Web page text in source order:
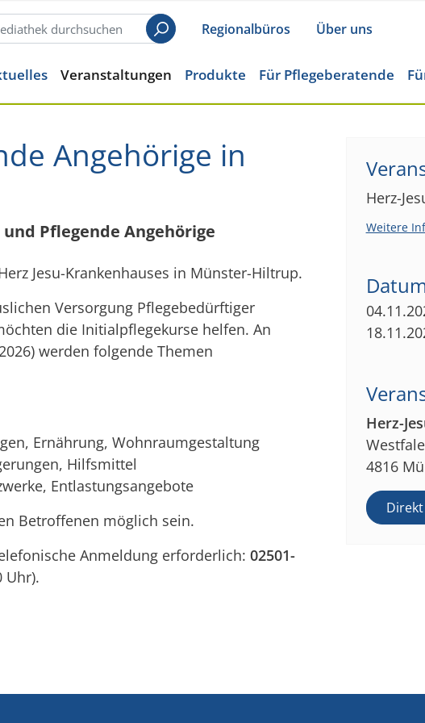
SuchenRegionalbüros Über uns
Veranstaltungen Produkte Für Pflegeberatende
Angehörige in
Pflegende Angehörige
Jesu-Krankenhauses in Münster-Hiltrup.
Versorgung Pflegebedürftiger
die Initialpflegekurse helfen. An
werden folgende Themen
Ernährung, Wohnraumgestaltung
Hilfsmittel
Entlastungsangebote
Betroffenen möglich sein.
Anmeldung erforderlich: 02501-
Uhr).
Herz-
Weitere
Herz-
4816